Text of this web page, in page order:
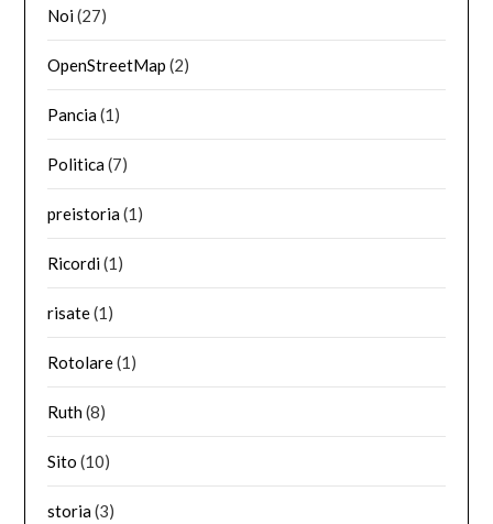
Noi(27)
OpenStreetMap (2)
Pancia(1)
Politica(7)
preistoria(1)
Ricordi(1)
risate(1)
Rotolare(1)
Ruth(8)
Sito (10)
storia(3)